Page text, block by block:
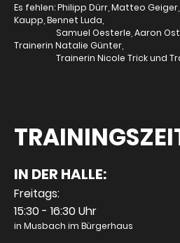
Es fehlen: Philipp Dürr, Matteo
Kaupp, Bennet Luda,
Samuel Oesterle, Aaron
Trainerin Natalie Günter,
Trainerin Nicole Trick und
IN DER HALLE:
Freitags:
15:30 - 16:30 Uhr
in Musbach im Bürgerhaus